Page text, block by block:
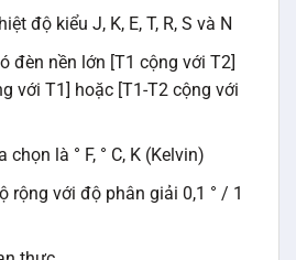
độ kiểu J, K, E, T, R, S và N
đèn nền lớn [T1 cộng với T2]
với T1] hoặc [T1-T2 cộng với
là ° F, ° C, K (Kelvin)
rộng với độ phân giải 0,1 ° / 1